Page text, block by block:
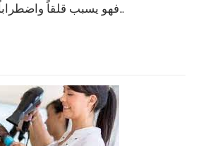
فهو يسبب قلقاً واضطراباً لهم. يمكن أن يحدث…